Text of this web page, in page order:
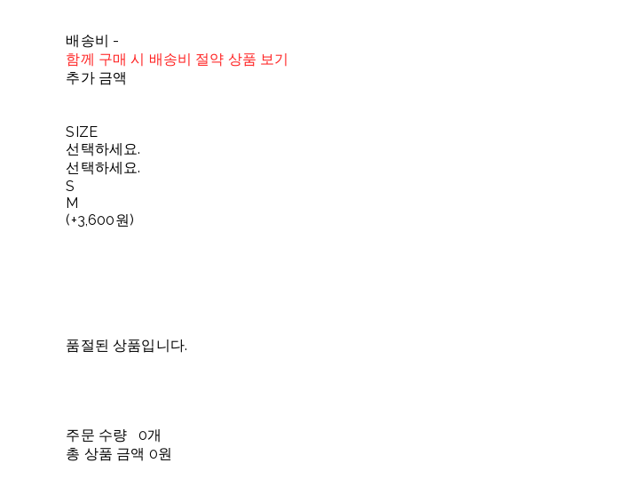
배송비 -
함께 구매 시 배송비 절약 상품 보기
추가 금액
SIZE
선택하세요.
선택하세요.
S
M
(+3,600원)
품절된 상품입니다.
주문 수량
0개
총 상품 금액 0원